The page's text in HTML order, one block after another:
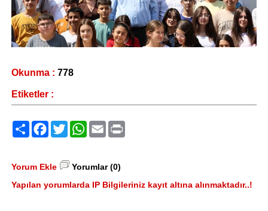
Okunma : 778
Etiketler :
PaylaşFacebook
TwitterWhatsApp
Email
Yorum Ekle
Yorumlar (0)
Yapılan yorumlarda IP Bilgileriniz kayıt altına alınmaktadır..!